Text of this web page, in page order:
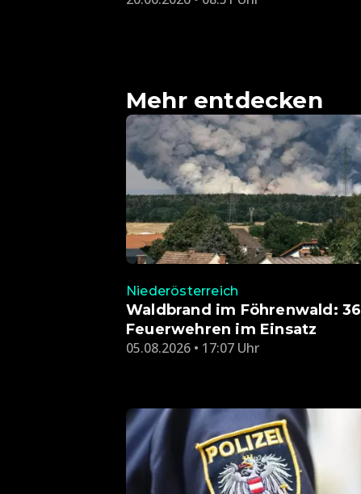
Mehr entdecken
Niederösterreich
Waldbrand im Föhrenwald: 36
Feuerwehren im Einsatz
05.08.2026 • 17:07 Uhr